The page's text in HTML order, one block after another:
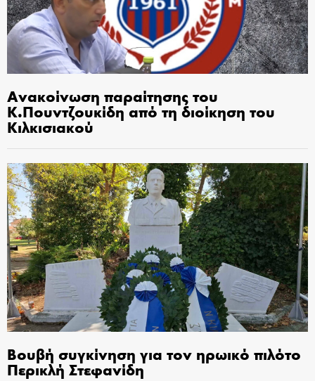
Ανακοίνωση παραίτησης του
Κ.Πουντζουκίδη από τη διοίκηση του
Κιλκισιακού
Βουβή συγκίνηση για τον ηρωικό πιλότο
Περικλή Στεφανίδη